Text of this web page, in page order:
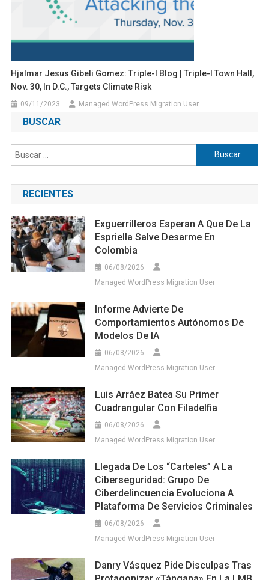
Hjalmar Jesus Gibeli Gomez: Triple-I Blog | Triple-I Town Hall,
Nov. 30, In D.C., Targets Climate Risk
09/11/2023 Managed WordPress Migration User
BUSCAR
Buscar:
RECIENTES
Exguerrilleros Esperan A Que De La
Espriella Salve Desarme En
Colombia
06/08/2026
Managed WordPress Migration User
Informe Advierte De
Comportamientos Autónomos De
Modelos De IA
06/08/2026
Managed WordPress Migration User
Luis Arráez Batea Su Primer
Cuadrangular Con Filadelfia
06/08/2026
Managed WordPress Migration User
Llegada De Los “carteles” A La
Ciberseguridad: Grupo De
Ciberdelincuencia Evoluciona A
Plataforma De Servicios Criminales
06/08/2026
Managed WordPress Migration User
Danry Vásquez Pide Disculpas Tras